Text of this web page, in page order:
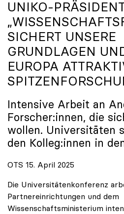
UNIKO-
SICHERT UNSERE
GRUNDLAGEN
EUROPA
Intensive Arbeit an
Forscher:innen, die
wollen. Universitäten
den Kolleg:innen in
OTS 15. April 2025
Die Universitätenkonferenz
Partnereinrichtungen und dem
Wissenschaftsministerium